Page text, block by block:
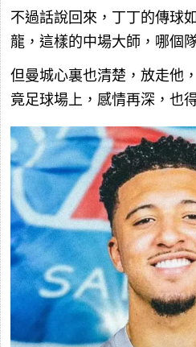
不過話說回來，丁丁的傳球
龍，這樣的中場大師，哪個
但曼城心裏也清楚，放走他
竟足球場上，感情再深，也